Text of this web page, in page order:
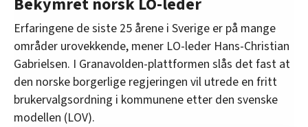
Erfaringene de siste 25 årene i Sverige er på mange
områder urovekkende, mener LO-leder Hans-Christian
Gabrielsen. I Granavolden-plattformen slås det fast at
den norske borgerlige regjeringen vil utrede en fritt
brukervalgsordning i kommunene etter den svenske
modellen (LOV).